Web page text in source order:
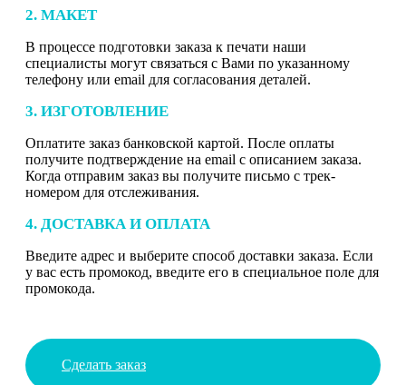
2. МАКЕТ
В процессе подготовки заказа к печати наши
специалисты могут связаться с Вами по указанному
телефону или email для согласования деталей.
3. ИЗГОТОВЛЕНИЕ
Оплатите заказ банковской картой. После оплаты
получите подтверждение на email с описанием заказа.
Когда отправим заказ вы получите письмо с трек-
номером для отслеживания.
4. ДОСТАВКА И ОПЛАТА
Введите адрес и выберите способ доставки заказа. Если
у вас есть промокод, введите его в специальное поле для
промокода.
Сделать заказ